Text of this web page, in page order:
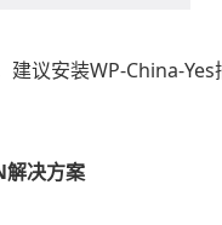
议安装WP-China-
决方案